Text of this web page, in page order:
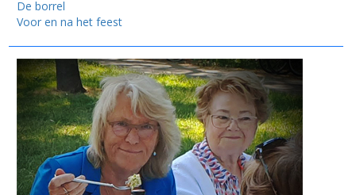
De borrel
Voor en na het feest